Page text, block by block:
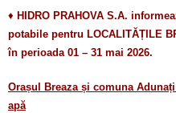
♦ HIDRO PRAHOVA S.A.
potabile pentru LOCALITĂȚILE
în perioada 01 – 31 mai 2026.
Orașul Breaza și comuna
apă